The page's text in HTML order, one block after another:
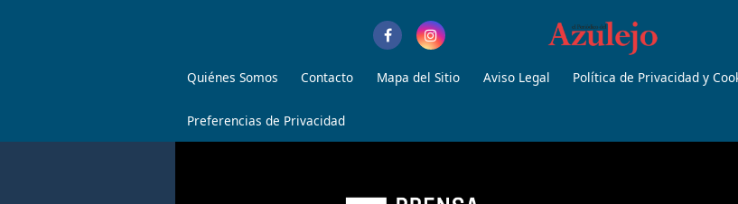
Quiénes Somos Contacto Mapa del Sitio Aviso Legal Política de Privacidad y
Preferencias de Privacidad